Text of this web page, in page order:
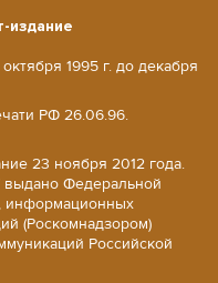
издание
1995 г. до декабря
РФ 26.06.96.
23 ноября 2012 года.
Федеральной
информационных
(Роскомнадзором)
Российской